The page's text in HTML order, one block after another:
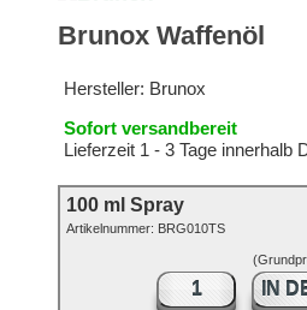
Brunox Waffenöl
Hersteller: Brunox
Sofort versandbereit
Lieferzeit 1 - 3 Tage innerhalb
100 ml Spray
Artikelnummer: BRG010TS
IN